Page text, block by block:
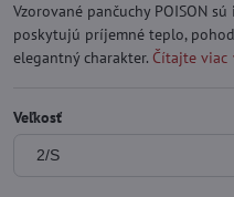
Vzorované pančuchy POISON
poskytujú príjemné teplo,
elegantný charakter. Čítajte viac
Veľkosť